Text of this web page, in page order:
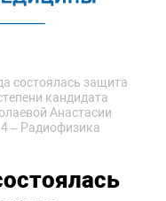
состоялась защита
кандидата
Анастасии
– Радиофизика